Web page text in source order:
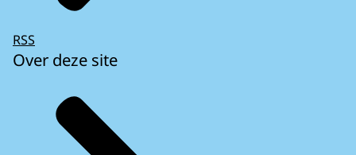
RSS
Over deze site